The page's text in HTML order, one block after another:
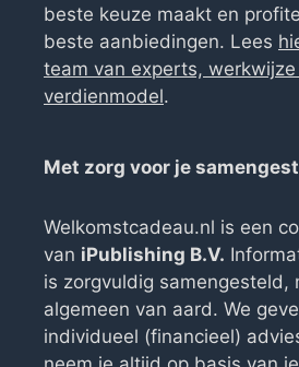
beste keuze maakt en
beste aanbiedingen. Lees
team van experts, werkwijze
verdienmodel.
Met zorg voor je
Welkomstcadeau.nl is een
van iPublishing B.V.
is zorgvuldig samengesteld,
algemeen van aard. We
individueel (financieel)